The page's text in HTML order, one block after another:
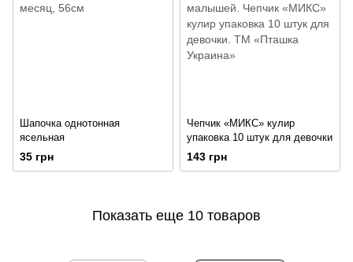
Шапочка однотонная
ясельная
35 грн
Чепчик «МИКС» кулир
упаковка 10 штук для девочки
143 грн
Показать еще 10 товаров